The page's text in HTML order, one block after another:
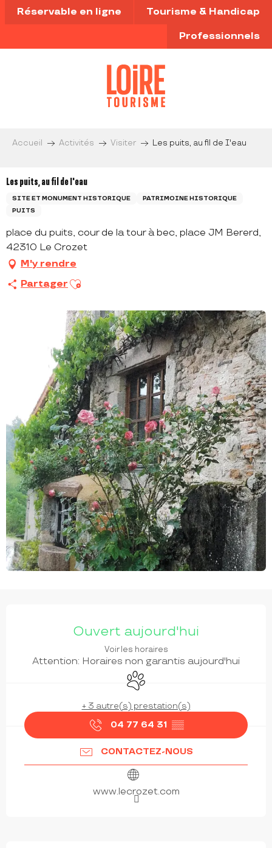
Aller
au
principal
Réservable en ligne Tourisme & Handicap
Professionnels
Accueil Activités Visiter Les puits, au fil de I'eau
Les puits, au fil de I'eau
SITE ET MONUMENT HISTORIQUE
PATRIMOINE HISTORIQUE
PUITS
place du puits, cour de la tour à bec, place JM Bererd,
42310 Le Crozet
M'y rendre
Partager Ajouter aux favoris
Ouvert aujourd'hui
Voir les horaires
Attention: Horaires non garantis aujourd'hui
Animaux acceptés
+ 3 autre(s) prestation(s)
04 77 64 31 ▒▒
CONTACTEZ-NOUS
www.lecrozet.com